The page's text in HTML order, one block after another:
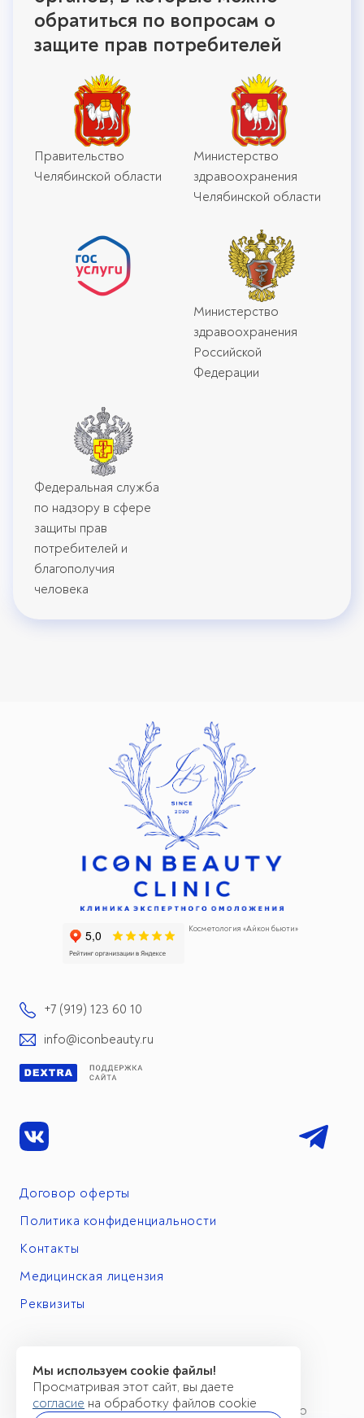
обратиться по вопросам о
защите прав потребителей
Правительство
Челябинской области
Министерство
здравоохранения
Челябинской области
Министерство
здравоохранения
Российской
Федерации
Федеральная служба
по надзору в сфере
защиты прав
потребителей и
благополучия
человека
Договор оферты
Политика конфиденциальности
Контакты
Медицинская лицензия
Реквизиты
Косметология «Айкон бьюти»
+7 (919) 123 60 10
info@iconbeauty.ru
Имеются противопоказания. Необходимо
Мы используем cookie файлы!
Просматривая этот сайт, вы даете
согласие на обработку файлов cookie